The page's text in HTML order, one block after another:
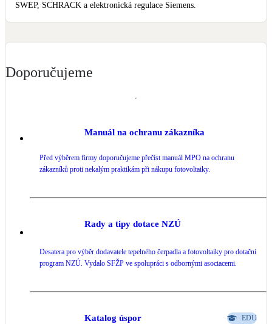
SWEP, SCHRACK a elektronická regulace Siemens.
Doporučujeme
Manuál na ochranu zákazníka
Před výběrem firmy doporučujeme přečíst manuál MPO na ochranu
zákazníků proti nekalým praktikám při nákupu fotovoltaiky.
Rady a tipy dotace NZÚ
Desatera pro výběr dodavatele tepelného čerpadla a fotovoltaiky pro dotační
program NZÚ. Vydalo SFŽP ve spolupráci s odbornými asociacemi.
Katalog úspor EDU